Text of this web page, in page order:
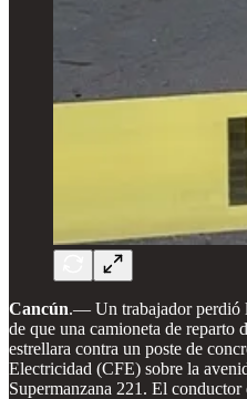
Cancún.— Un trabajador perdió
de que una camioneta de reparto
estrellara contra un poste de
Electricidad (CFE) sobre la
Supermanzana 221. El